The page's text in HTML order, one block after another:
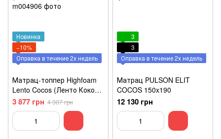
Новинка
−10%
Оправка в течение 2х недель
Матрац-топпер Highfoam
Lento Cocos (Ленто Кокос)
150х190
3 877 грн 4 307 грн
3
3
Оправка в течение 2х недель
Матрац PULSON ELIT
COCOS 150x190
12 130 грн